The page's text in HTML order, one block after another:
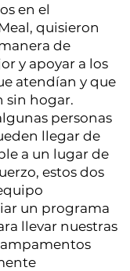
en el
quisieron
de
y apoyar a los
atendían y que
sin hogar.
personas
llegar de
a un lugar de
estos dos
un programa
llevar nuestras